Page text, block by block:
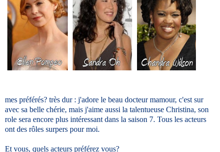
mes préférés? très dur : j'adore le beau docteur mamour, c'est sur
avec sa belle chérie, mais j'aime aussi la talentueuse Christina, son
role sera encore plus intéressant dans la saison 7. Tous les acteurs
ont des rôles surpers pour moi.
Et vous, quels acteurs préférez vous?